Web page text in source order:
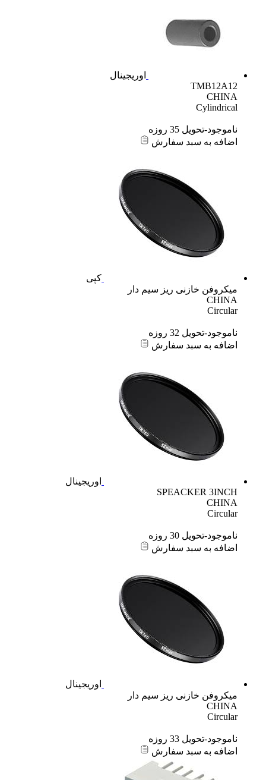
اوریجینال
TMB12A12
CHINA
Cylindrical
ناموجود-تحویل 35 روزه
اضافه به سبد سفارش
کپی
میکروفن خازنی ریز سیم دار
CHINA
Circular
ناموجود-تحویل 32 روزه
اضافه به سبد سفارش
اوریجینال
SPEACKER 3INCH
CHINA
Circular
ناموجود-تحویل 30 روزه
اضافه به سبد سفارش
اوریجینال
میکروفن خازنی ریز سیم دار
CHINA
Circular
ناموجود-تحویل 33 روزه
اضافه به سبد سفارش